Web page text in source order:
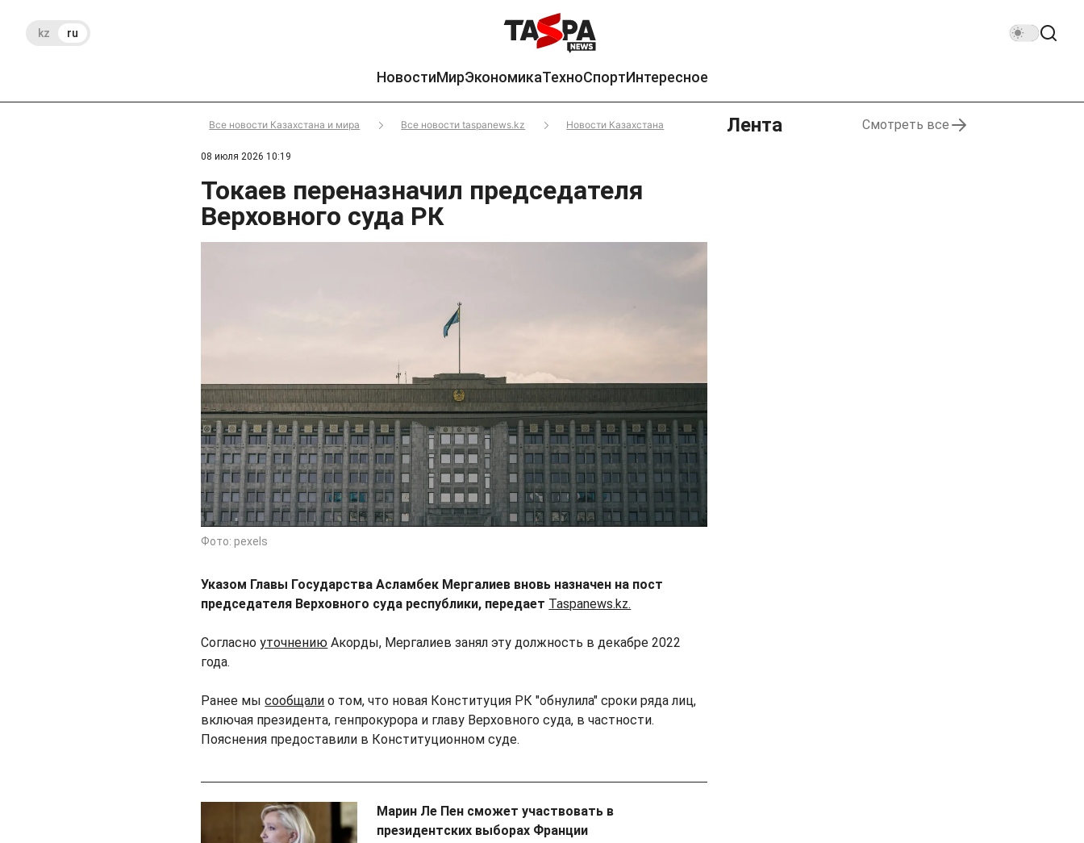
kz ru
НовостиМирЭкономикаТехноСпортИнтересное
Все новости Казахстана и мира Все новости taspanews.kz Новости Казахстана
08 июля 2026 10:19
Токаев переназначил председателя
Верховного суда РК
Фото: pexels
Указом Главы Государства Асламбек Мергалиев вновь назначен на пост
председателя Верховного суда республики, передает Taspanews.kz.
Согласноуточнению Акорды, Мергалиев занял эту должность в декабре 2022
года.
Ранее мысообщали о том, что новая Конституция РК "обнулила" сроки ряда лиц,
включая президента, генпрокурора и главу Верховного суда, в частности.
Пояснения предоставили в Конституционном суде.
Марин Ле Пен сможет участвовать в
президентских выборах Франции
Лента Смотреть все